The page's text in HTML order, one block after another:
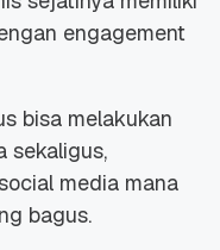
engagement
bisa melakukan
sekaligus,
media mana
bagus.